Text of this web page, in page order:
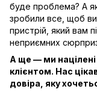
буде проблема? А
зробили все, щоб
пристрій, який вам
неприємних
А ще — ми націлені
клієнтом. Нас
довіра, яку